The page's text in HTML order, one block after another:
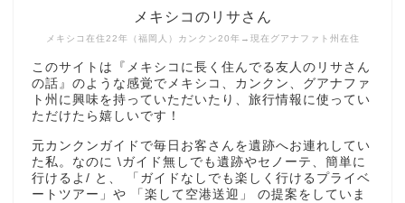
メキシコ在住22年（福岡人）カンクン20年→現在グアナファト州在住
メキシコのリサさん
このサイトは『メキシコに長く住んでる友人のリサさん
の話』のような感覚でメキシコ、カンクン、グアナファ
ト州に興味を持っていただいたり、旅行情報に使ってい
ただけたら嬉しいです！
元カンクンガイドで毎日お客さんを遺跡へお連れしてい
た私。なのに \ガイド無しでも遺跡やセノーテ、簡単に
行けるよ/ と、 「ガイドなしでも楽しく行けるプライベ
ートツアー」や 「楽して空港送迎」 の提案をしていま